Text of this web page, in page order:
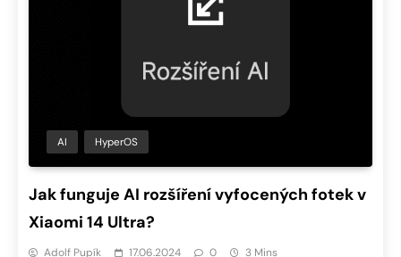
AI HyperOS
Jak funguje AI rozšíření vyfocených fotek v
Xiaomi 14 Ultra?
Adolf Pupík 17.06.2024 0 3 Mins